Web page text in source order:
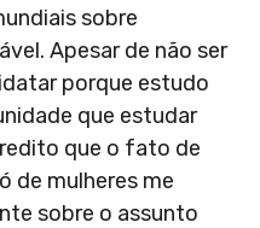
sobre
Apesar de não ser
porque estudo
que estudar
que o fato de
de mulheres me
sobre o assunto